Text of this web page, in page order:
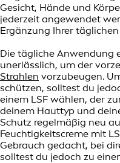
Gesicht, Hände und
jederzeit angewendet
Ergänzung Ihrer
Die tägliche Anwendung
unerlässlich, um der
Strahlen vorzubeugen.
schützen, solltest du
einem LSF wählen, der
deinem Hauttyp und
Schutz regelmäßig neu
Feuchtigkeitscreme mit
Gebrauch gedacht, bei
solltest du jedoch zu